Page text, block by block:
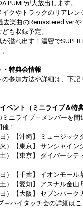
PUMPが大放出します。
イクやトラックのリアレン
去楽曲のRemastered ver.
も収録予定。
溢れ出す！濃密でSUPER
特典会情報
の参加方法や詳細は、下記
ベント（ミニライブ＆特典
ミニライブ＋メンバーを
！
）【沖縄】 ミュージック
）【東京】 サンシャイン
）【東京】 ダイバーシテ
）【千葉】 イオンモール
）【愛知】 アスナル金山
）【大阪】 セブンパーク
＋ハイタッチ会の詳細はこ